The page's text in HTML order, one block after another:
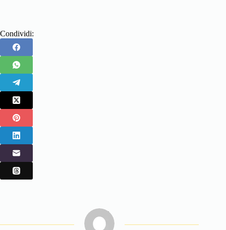
Condividi: